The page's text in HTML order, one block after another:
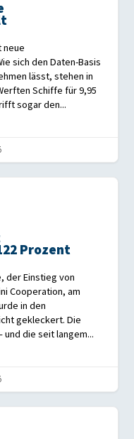
neue
sich den Daten-Basis
lässt, stehen in
Schiffe für 9,95
sogar den...
Prozent
der Einstieg von
Cooperation, am
in den
gekleckert. Die
und die seit langem...